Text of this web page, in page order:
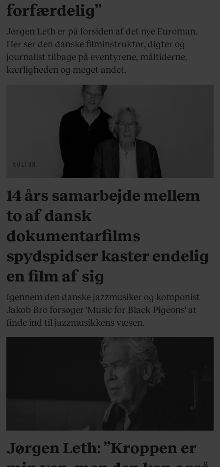
forfærdelig”
Jørgen Leth er på forsiden af det nye Euroman.
Her ser den danske filminstruktør, digter og
journalist tilbage på eventyrene, måltiderne,
kærligheden og meget andet.
KULTUR
14 års samarbejde mellem
to af dansk
dokumentarfilms
spydspidser kaster endelig
en film af sig
Igennem den danske jazzmusiker og komponist
Jakob Bro forsøger 'Music for Black Pigeons' at
finde ind til jazzmusikkens væsen.
Jørgen Leth: ”Kroppen er